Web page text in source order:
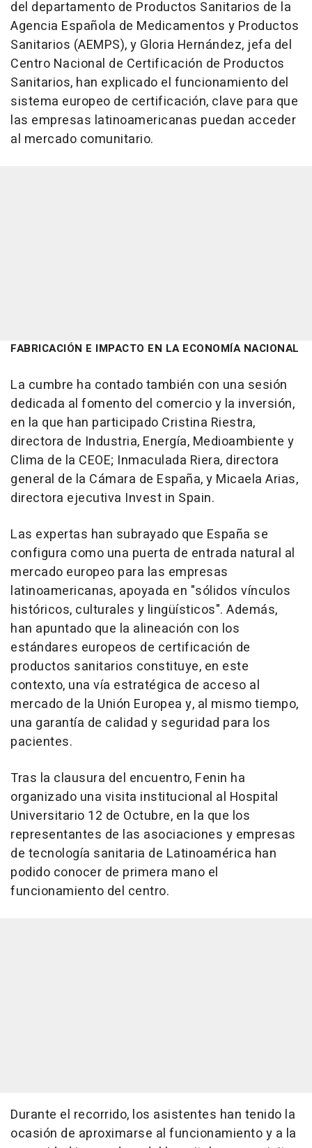
del departamento de Productos Sanitarios de la
Agencia Española de Medicamentos y Productos
Sanitarios (AEMPS), y Gloria Hernández, jefa del
Centro Nacional de Certificación de Productos
Sanitarios, han explicado el funcionamiento del
sistema europeo de certificación, clave para que
las empresas latinoamericanas puedan acceder
al mercado comunitario.
FABRICACIÓN E IMPACTO EN LA ECONOMÍA NACIONAL
La cumbre ha contado también con una sesión
dedicada al fomento del comercio y la inversión,
en la que han participado Cristina Riestra,
directora de Industria, Energía, Medioambiente y
Clima de la CEOE; Inmaculada Riera, directora
general de la Cámara de España, y Micaela Arias,
directora ejecutiva Invest in Spain.
Las expertas han subrayado que España se
configura como una puerta de entrada natural al
mercado europeo para las empresas
latinoamericanas, apoyada en "sólidos vínculos
históricos, culturales y lingüísticos". Además,
han apuntado que la alineación con los
estándares europeos de certificación de
productos sanitarios constituye, en este
contexto, una vía estratégica de acceso al
mercado de la Unión Europea y, al mismo tiempo,
una garantía de calidad y seguridad para los
pacientes.
Tras la clausura del encuentro, Fenin ha
organizado una visita institucional al Hospital
Universitario 12 de Octubre, en la que los
representantes de las asociaciones y empresas
de tecnología sanitaria de Latinoamérica han
podido conocer de primera mano el
funcionamiento del centro.
Durante el recorrido, los asistentes han tenido la
ocasión de aproximarse al funcionamiento y a la